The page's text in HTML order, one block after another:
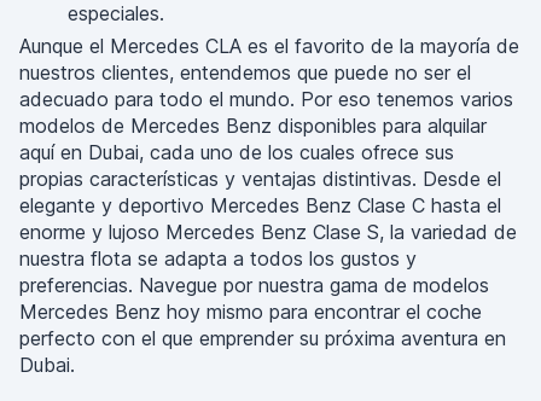
especiales.
Aunque el Mercedes CLA es el favorito de la mayoría de
nuestros clientes, entendemos que puede no ser el
adecuado para todo el mundo. Por eso tenemos varios
modelos de Mercedes Benz disponibles para alquilar
aquí en Dubai, cada uno de los cuales ofrece sus
propias características y ventajas distintivas. Desde el
elegante y deportivo Mercedes Benz Clase C hasta el
enorme y lujoso Mercedes Benz Clase S, la variedad de
nuestra flota se adapta a todos los gustos y
preferencias. Navegue por nuestra gama de modelos
Mercedes Benz hoy mismo para encontrar el coche
perfecto con el que emprender su próxima aventura en
Dubai.